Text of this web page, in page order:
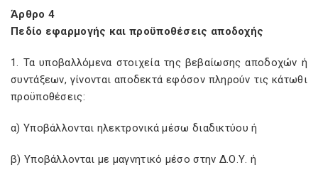
Άρθρο 4
Πεδίο εφαρμογής και προϋποθέσεις αποδοχής
1. Τα υποβαλλόμενα στοιχεία της βεβαίωσης αποδοχών ή
συντάξεων, γίνονται αποδεκτά εφόσον πληρούν τις κάτωθι
προϋποθέσεις:
α) Υποβάλλονται ηλεκτρονικά μέσω διαδικτύου ή
β) Υποβάλλονται με μαγνητικό μέσο στην Δ.Ο.Υ. ή